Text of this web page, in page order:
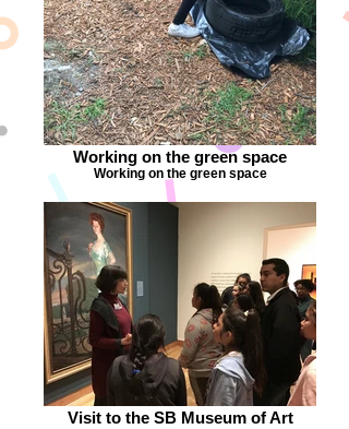
Working on the green space
Working on the green space
Visit to the SB Museum of Art